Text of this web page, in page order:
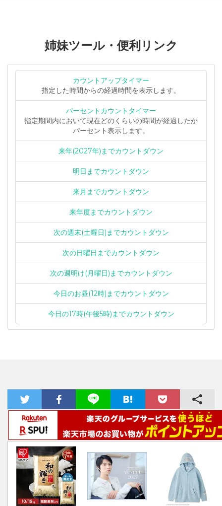
姉妹ツール・便利リンク
カウントアップタイマー
指定した時間からの経過時間を表示します。
パーセントカウントタイマー
指定期間内において現在どのくらいの時間が経過したか
パーセント表示します。
来年(2027年)までカウントダウン
明日までカウントダウン
来月までカウントダウン
来年度までカウントダウン
次の週末(土曜日)までカウントダウン
次の日曜日までカウントダウン
次の週明け(月曜日)までカウントダウン
今日のお昼(12時)までカウントダウン
今日の17時(午後5時)までカウントダウン